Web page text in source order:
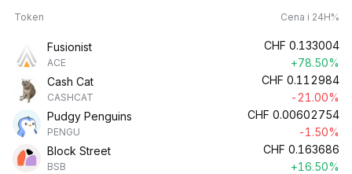
Token Cena i 24H%
Fusionist
ACE
CHF 0.133004
+78.50%
Cash Cat
CASHCAT
CHF 0.112984
-21.00%
Pudgy Penguins
PENGU
CHF 0.00602754
-1.50%
Block Street
BSB
CHF 0.163686
+16.50%